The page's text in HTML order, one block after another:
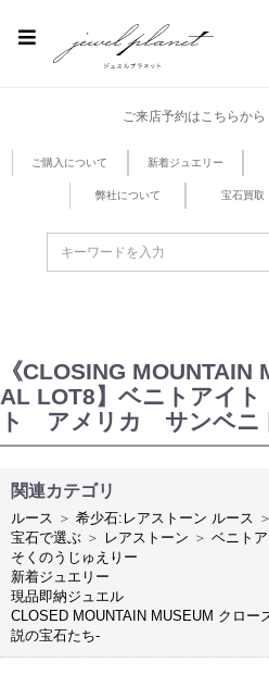
ご来店予約はこちらから
ご購入について 新着ジュエリー
弊社について 宝石買取
《CLOSING MOUNTAIN
AL LOT8】ベニトアイ
ト アメリカ サンベニ
関連カテゴリ
ルース ＞ 希少石:レアストーン ルース ＞
宝石で選ぶ ＞ レアストーン ＞ ベニトア
そくのうじゅえりー
新着ジュエリー
現品即納ジュエル
CLOSED MOUNTAIN MUSEUM クロー
説の宝石たち-